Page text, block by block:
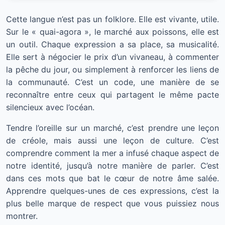
Cette langue n’est pas un folklore. Elle est vivante, utile.
Sur le « quai-agora », le marché aux poissons, elle est
un outil. Chaque expression a sa place, sa musicalité.
Elle sert à négocier le prix d’un vivaneau, à commenter
la pêche du jour, ou simplement à renforcer les liens de
la communauté. C’est un code, une manière de se
reconnaître entre ceux qui partagent le même pacte
silencieux avec l’océan.
Tendre l’oreille sur un marché, c’est prendre une leçon
de créole, mais aussi une leçon de culture. C’est
comprendre comment la mer a infusé chaque aspect de
notre identité, jusqu’à notre manière de parler. C’est
dans ces mots que bat le cœur de notre âme salée.
Apprendre quelques-unes de ces expressions, c’est la
plus belle marque de respect que vous puissiez nous
montrer.